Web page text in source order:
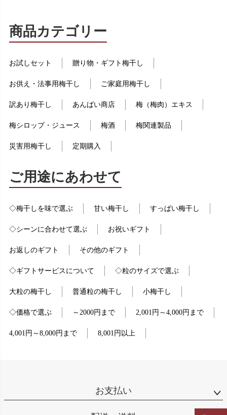
商品カテゴリー
お試しセット 贈り物・ギフト梅干し
お供え・法事用梅干し ご家庭用梅干し
訳あり梅干し あんばい商店 梅（梅肉）エキス
梅シロップ・ジュース 梅酒 梅関連製品
災害用梅干し 定期購入
ご用途にあわせて
◇梅干しを味で選ぶ 甘い梅干し すっぱい梅干し
◇シーンに合わせて選ぶ お祝いギフト
お返しのギフト その他のギフト
◇ギフトサービスについて ◇粒のサイズで選ぶ
大粒の梅干し 普通粒の梅干し 小梅干し
◇価格で選ぶ ～2000円まで 2,001円～4,000円まで
4,001円～8,000円まで 8,001円以上
お支払い